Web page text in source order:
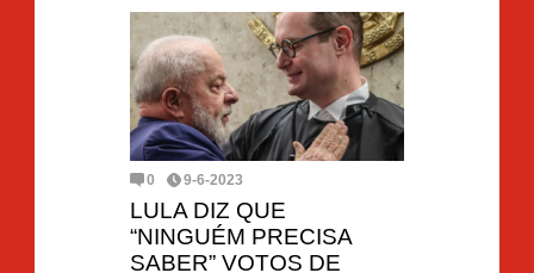
0 9-6-2023
LULA DIZ QUE
“NINGUÉM PRECISA
SABER” VOTOS DE